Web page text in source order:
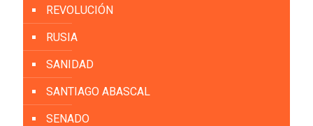
REVOLUCIÓN
RUSIA
SANIDAD
SANTIAGO ABASCAL
SENADO